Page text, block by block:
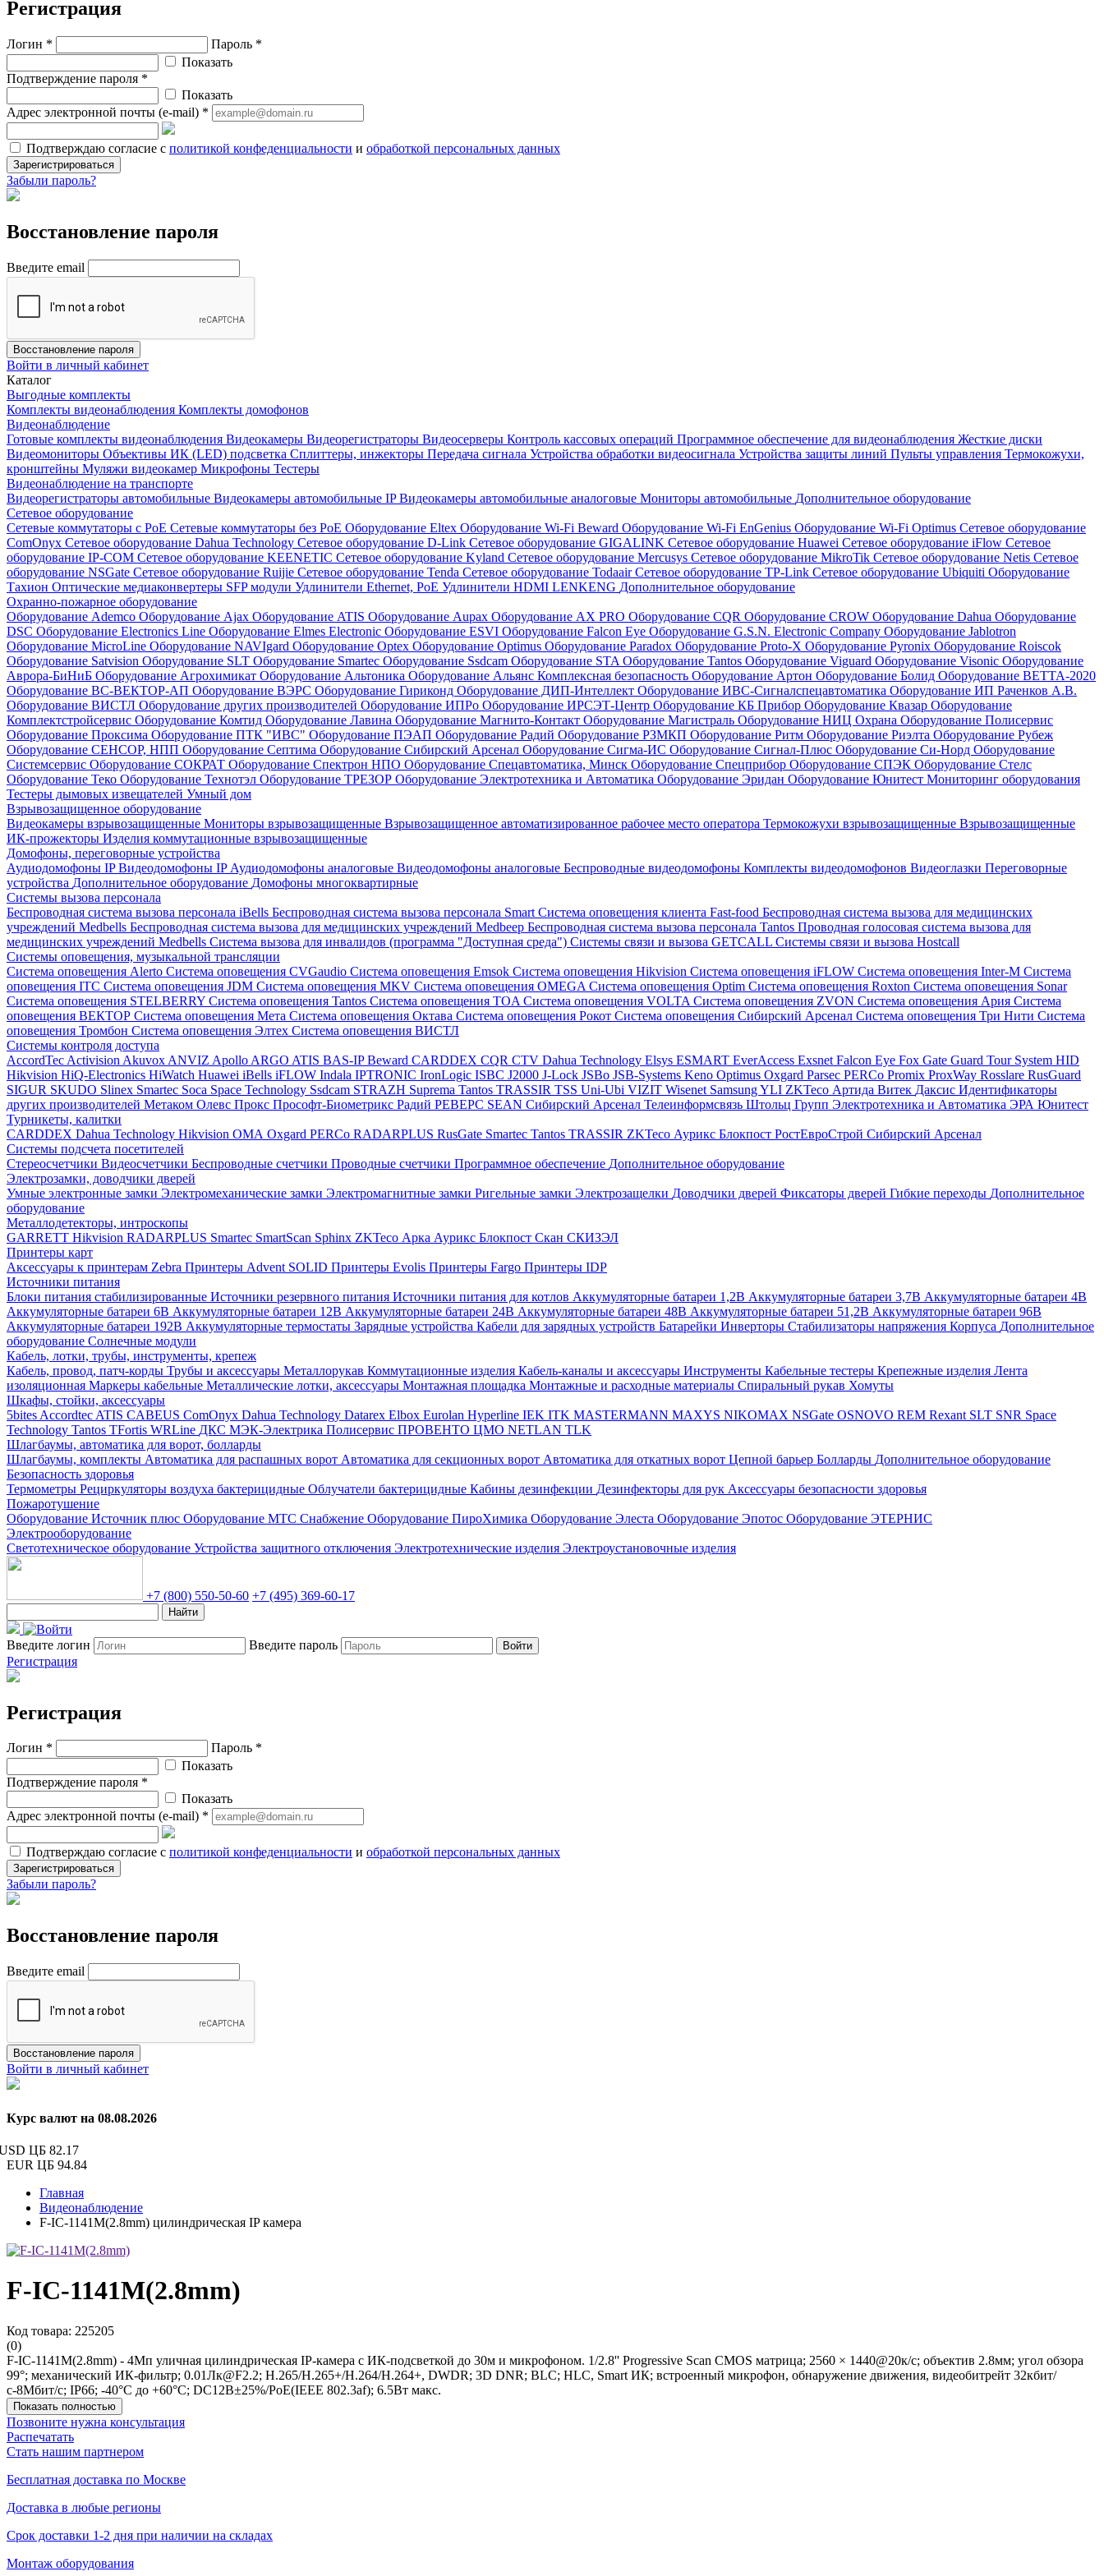
Регистрация
Логин *
Пароль *
Показать
Подтверждение пароля *
Показать
Адрес электронной почты (e-mail) *
Подтверждаю согласие с политикой конфеденциальности и обработкой персональных данных
Зарегистрироваться
Забыли пароль?
Восстановление пароля
Введите email
Восстановление пароля
Войти в личный кабинет
Каталог
Выгодные комплекты
Комплекты видеонаблюдения Комплекты домофонов
Видеонаблюдение
Готовые комплекты видеонаблюдения Видеокамеры Видеорегистраторы Видеосерверы Контроль кассовых операций Программное обеспечение для видеонаблюдения Жесткие диски
Видеомониторы Объективы ИК (LED) подсветка Сплиттеры, инжекторы Передача сигнала Устройства обработки видеосигнала Устройства защиты линий Пульты управления Термокожухи,
кронштейны Муляжи видеокамер Микрофоны Тестеры
Видеонаблюдение на транспорте
Видеорегистраторы автомобильные Видеокамеры автомобильные IPВидеокамеры автомобильные аналоговые Мониторы автомобильные Дополнительное оборудование
Сетевое оборудование
Сетевые коммутаторы с РоЕ Сетевые коммутаторы без РоЕ Оборудование Eltex Оборудование Wi-Fi Beward Оборудование Wi-Fi EnGenius Оборудование Wi-Fi Optimus Сетевое оборудование
ComOnyx Сетевое оборудование Dahua Technology Сетевое оборудование D-Link Сетевое оборудование GIGALINK Сетевое оборудование Huawei Сетевое оборудование iFlow Сетевое
оборудование IP-COM Сетевое оборудование KEENETIC Сетевое оборудование Kyland Сетевое оборудование Mercusys Сетевое оборудование MikroTik Сетевое оборудование Netis Сетевое
оборудование NSGate Сетевое оборудование Ruijie Сетевое оборудование Tenda Сетевое оборудование TodaairСетевое оборудование TP-Link Сетевое оборудование Ubiquiti Оборудование
Тахион Оптические медиаконвертеры SFP модули Удлинители Ethernet, PoE Удлинители HDMI LENKENG Дополнительное оборудование
Охранно-пожарное оборудование
Оборудование Ademco Оборудование Ajax Оборудование ATIS Оборудование Aupax Оборудование AX PRO Оборудование CQR Оборудование CROW Оборудование Dahua Оборудование
DSC Оборудование Electronics Line Оборудование Elmes Electronic Оборудование ESVI Оборудование Falcon Eye Оборудование G.S.N. Electronic Company Оборудование Jablotron
Оборудование MicroLine Оборудование NAVIgard Оборудование Optex Оборудование Optimus Оборудование Paradox Оборудование Proto-X Оборудование Pyronix Оборудование Roiscok
Оборудование Satvision Оборудование SLT Оборудование Smartec Оборудование Ssdcam Оборудование STA Оборудование Tantos Оборудование Viguard Оборудование Visonic Оборудование
Аврора-БиНиБ Оборудование Агрохимикат Оборудование Альтоника Оборудование Альянс Комплексная безопасность Оборудование Артон Оборудование Болид Оборудование ВЕТТА-2020
Оборудование ВС-ВЕКТОР-АП Оборудование ВЭРС Оборудование Гириконд Оборудование ДИП-Интеллект Оборудование ИВС-Сигналспецавтоматика Оборудование ИП Раченков А.В.
Оборудование ВИСТЛ Оборудование других производителей Оборудование ИПРо Оборудование ИРСЭТ-Центр Оборудование КБ Прибор Оборудование Квазар Оборудование
Комплектстройсервис Оборудование Комтид Оборудование Лавина Оборудование Магнито-Контакт Оборудование Магистраль Оборудование НИЦ Охрана Оборудование Полисервис
Оборудование Проксима Оборудование ПТК "ИВС" Оборудование ПЭАП Оборудование Радий Оборудование РЗМКП Оборудование Ритм Оборудование Риэлта Оборудование Рубеж
Оборудование СЕНСОР, НПП Оборудование Септима Оборудование Сибирский Арсенал Оборудование Сигма-ИС Оборудование Сигнал-Плюс Оборудование Си-Норд Оборудование
Системсервис Оборудование СОКРАТ Оборудование Спектрон НПО Оборудование Спецавтоматика, Минск Оборудование Спецприбор Оборудование СПЭК Оборудование Стелс
Оборудование Теко Оборудование Технотэл Оборудование ТРЕЗОР Оборудование Электротехника и Автоматика Оборудование Эридан Оборудование Юнитест Мониторинг оборудования
Тестеры дымовых извещателей Умный дом
Взрывозащищенное оборудование
Видеокамеры взрывозащищенные Мониторы взрывозащищенные Взрывозащищенное автоматизированное рабочее место оператора Термокожухи взрывозащищенные Взрывозащищенные
ИК-прожекторы Изделия коммутационные взрывозащищенные
Домофоны, переговорные устройства
Аудиодомофоны IPВидеодомофоны IP Аудиодомофоны аналоговые Видеодомофоны аналоговые Беспроводные видеодомофоны Комплекты видеодомофонов Видеоглазки Переговорные
устройства Дополнительное оборудование Домофоны многоквартирные
Системы вызова персонала
Беспроводная система вызова персонала iBells Беспроводная система вызова персонала Smart Система оповещения клиента Fast-food Беспроводная система вызова для медицинских
учреждений Medbells Беспроводная система вызова для медицинских учреждений Medbeep Беспроводная система вызова персонала Tantos Проводная голосовая система вызова для
медицинских учреждений Medbells Система вызова для инвалидов (программа "Доступная среда") Системы связи и вызова GETCALL Системы связи и вызова Hostcall
Системы оповещения, музыкальной трансляции
Система оповещения Alerto Система оповещения CVGaudio Система оповещения Emsok Система оповещения Hikvision Система оповещения iFLOW Система оповещения Inter-M Система
оповещения ITC Система оповещения JDM Система оповещения MKV Система оповещения OMEGA Система оповещения Optim Система оповещения Roxton Система оповещения Sonar
Система оповещения STELBERRY Система оповещения Tantos Система оповещения TOA Система оповещения VOLTA Система оповещения ZVON Система оповещения Ария Система
оповещения ВЕКТОР Система оповещения Мета Система оповещения Октава Система оповещения Рокот Система оповещения Сибирский Арсенал Система оповещения Три Нити Система
оповещения Тромбон Система оповещения Элтех Система оповещения ВИСТЛ
Системы контроля доступа
AccordTec Activision Akuvox ANVIZ Apollo ARGO ATIS BAS-IPBeward CARDDEX CQR CTV Dahua Technology Elsys ESMART EverAccess Exsnet Falcon Eye Fox Gate Guard Tour System HID
Hikvision HiQ-Electronics HiWatch Huawei iBells iFLOW Indala IPTRONIC IronLogic ISBC J2000 J-Lock JSBo JSB-Systems Keno Optimus Oxgard Parsec PERCo Promix ProxWay Rosslare RusGuard
SIGUR SKUDO Slinex Smartec Soca Space Technology Ssdcam STRAZH Suprema Tantos TRASSIR TSS Uni-Ubi VIZIT Wisenet SamsungYLI ZKTeco Артида Витек Даксис Идентификаторы
других производителей Метаком Олевс Прокс Прософт-Биометрикс Радий РЕВЕРС SEAN Сибирский Арсенал Телеинформсвязь Штольц Групп Электротехника и Автоматика ЭРА Юнитест
Турникеты, калитки
CARDDEX Dahua Technology Hikvision ОМА Oxgard PERCo RADARPLUS RusGate Smartec Tantos TRASSIR ZKTeco Аурикс Блокпост РостЕвроСтрой Сибирский Арсенал
Системы подсчета посетителей
Стереосчетчики Видеосчетчики Беспроводные счетчики Проводные счетчики Программное обеспечение Дополнительное оборудование
Электрозамки, доводчики дверей
Умные электронные замки Электромеханические замки Электромагнитные замки Ригельные замки Электрозащелки Доводчики дверей Фиксаторы дверей Гибкие переходы Дополнительное
оборудование
Металлодетекторы, интроскопы
GARRETT Hikvision RADARPLUS Smartec SmartScan Sphinx ZKTeco Арка Аурикс Блокпост Скан СКИЗЭЛ
Принтеры карт
Аксессуары к принтерам Zebra Принтеры Advent SOLID Принтеры Evolis Принтеры Fargo Принтеры IDP
Источники питания
Блоки питания стабилизированные Источники резервного питания Источники питания для котлов Аккумуляторные батареи 1,2В Аккумуляторные батареи 3,7В Аккумуляторные батареи 4В
Аккумуляторные батареи 6В Аккумуляторные батареи 12В Аккумуляторные батареи 24В Аккумуляторные батареи 48В Аккумуляторные батареи 51,2В Аккумуляторные батареи 96В
Аккумуляторные батареи 192В Аккумуляторные термостаты Зарядные устройства Кабели для зарядных устройств Батарейки Инверторы Стабилизаторы напряжения Корпуса Дополнительное
оборудование Солнечные модули
Кабель, лотки, трубы, инструменты, крепеж
Кабель, провод, патч-корды Трубы и аксессуары Металлорукав Коммутационные изделия Кабель-каналы и аксессуары Инструменты Кабельные тестеры Крепежные изделия Лента
изоляционная Маркеры кабельные Металлические лотки, аксессуары Монтажная площадка Монтажные и расходные материалы Спиральный рукав Хомуты
Шкафы, стойки, аксессуары
5bites Accordtec ATIS CABEUS ComOnyx Dahua Technology Datarex Elbox Eurolan Hyperline IEK ITK MASTERMANN MAXYS NIKOMAX NSGate OSNOVO REM Rexant SLT SNR Space
Technology Tantos TFortis WRLine ДКС МЭК-Электрика Полисервис ПРОВЕНТО ЦМО NETLAN TLK
Шлагбаумы, автоматика для ворот, болларды
Шлагбаумы, комплекты Автоматика для распашных ворот Автоматика для секционных ворот Автоматика для откатных ворот Цепной барьер Болларды Дополнительное оборудование
Безопасность здоровья
Термометры Рециркуляторы воздуха бактерицидные Облучатели бактерицидные Кабины дезинфекции Дезинфекторы для рук Аксессуары безопасности здоровья
Пожаротушение
Оборудование Источник плюс Оборудование МТС Снабжение Оборудование ПироХимика Оборудование Элеста Оборудование Эпотос Оборудование ЭТЕРНИС
Электрооборудование
Светотехническое оборудование Устройства защитного отключения Электротехнические изделия Электроустановочные изделия
+7 (800) 550-50-60 +7 (495) 369-60-17
Найти
Введите логин Введите пароль Войти
Регистрация
Регистрация
Логин *
Пароль *
Показать
Подтверждение пароля *
Показать
Адрес электронной почты (e-mail) *
Подтверждаю согласие с политикой конфеденциальности и обработкой персональных данных
Зарегистрироваться
Забыли пароль?
Восстановление пароля
Введите email
Восстановление пароля
Войти в личный кабинет
Курс валют на 08.08.2026
ЦБ 82.17
EUR ЦБ 94.84
Главная
Видеонаблюдение
F-IC-1141M(2.8mm) цилиндрическая IP камера
F-IC-1141M(2.8mm)
Код товара: 225205
(0)
F-IC-1141M(2.8mm) - 4Мп уличная цилиндрическая IP-камера с ИК-подсветкой до 30м и микрофоном. 1/2.8'' Progressive Scan CMOS матрица; 2560 × 1440@20к/с; объектив 2.8мм; угол обзора
99°; механический ИК-фильтр; 0.01Лк@F2.2; H.265/H.265+/H.264/H.264+, DWDR; 3D DNR; BLC; HLC, Smart ИК; встроенный микрофон, обнаружение движения, видеобитрейт 32кбит/
с-8Мбит/с; IP66; -40°C до +60°C; DC12В±25%/PoE(IEEE 802.3af); 6.5Вт макс.
Показать полностью
Позвоните нужна консультация
Распечатать
Стать нашим партнером
Бесплатная доставка по Москве
Доставка в любые регионы
Срок доставки 1-2 дня при наличии на складах
Монтаж оборудования